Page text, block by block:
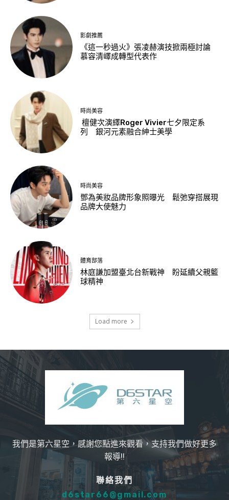
影劇推薦
《這一秒過火》張凌赫演技掀兩極討論
慕容清嶧成轉型代表作
時尚美容
檀健次演繹Roger Vivier七夕限定系
列 銀河元素融合紳士美學
時尚美容
鄧為美妝品牌形象照曝光 鬆弛穿搭展現
品牌大使魅力
體育部落
林庭謙加盟臺北台新戰神 盼延續父親籃
球精神
Load more
我們是第六星空，感謝您點進來觀看，支持我們做好更多
報導!!
聯絡我們
d6star66@gmail.com